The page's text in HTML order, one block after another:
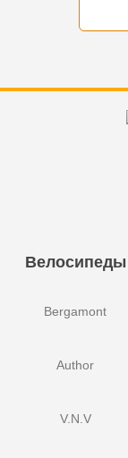
Велосипеды
Bergamont
Author
V.N.V